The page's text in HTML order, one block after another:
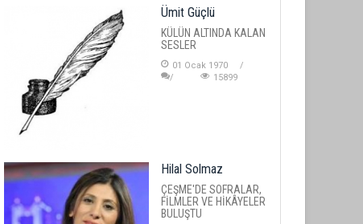
Ümit Güçlü
KÜLÜN ALTINDA KALAN
SESLER
01 Ocak 1970
15899
Hilal Solmaz
ÇEŞME'DE SOFRALAR,
FİLMLER VE HİKÂYELER
BULUŞTU